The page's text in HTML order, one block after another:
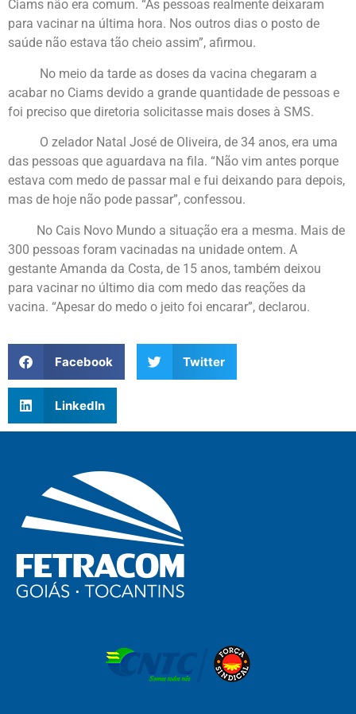
Ciams não era comum. “As pessoas realmente deixaram
para vacinar na última hora. Nos outros dias o posto de
saúde não estava tão cheio assim”, afirmou.
No meio da tarde as doses da vacina chegaram a
acabar no Ciams devido a grande quantidade de pessoas e
foi preciso que diretoria solicitasse mais doses à SMS.
O zelador Natal José de Oliveira, de 34 anos, era uma
das pessoas que aguardava na fila. “Não vim antes porque
estava com medo de passar mal e fui deixando para depois,
mas de hoje não pode passar”, confessou.
No Cais Novo Mundo a situação era a mesma. Mais de
300 pessoas foram vacinadas na unidade ontem. A
gestante Amanda da Costa, de 15 anos, também deixou
para vacinar no último dia com medo das reações da
vacina. “Apesar do medo o jeito foi encarar”, declarou.
Facebook Twitter
LinkedIn